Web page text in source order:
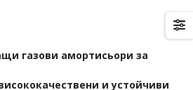
газови амортисьори за
и устойчиви